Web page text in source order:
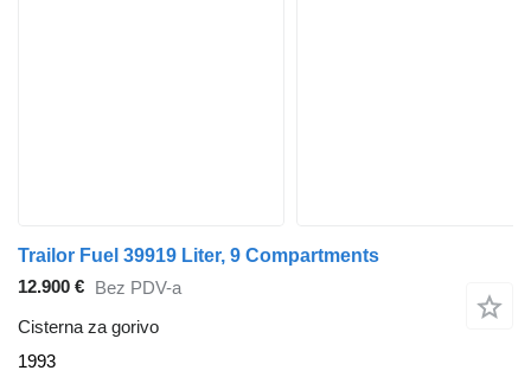
Trailor Fuel 39919 Liter, 9 Compartments
12.900 € Bez PDV-a
Cisterna za gorivo
1993